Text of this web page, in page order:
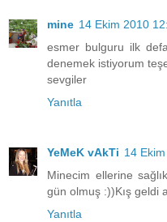
mine 14 Ekim 2010
esmer bulguru ilk
denemek istiyorum
sevgiler
Yanıtla
YeMeK vAkTi 14
Minecim ellerine
gün olmuş :))Kış geldi
Yanıtla